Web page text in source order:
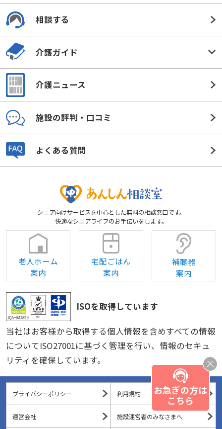
相談する
介護ガイド
介護ニュース
施設の評判・口コミ
よくある質問
シニア向けサービスを中心とした無料の相談窓口です。
快適なシニアライフのお手伝いをします。
老人ホーム
案内
宅配ごはん
案内
補聴器
案内
ISOを取得しています
当社はお客様から取得する個人情報を含めすべての情報
についてISO27001に基づく管理を行い、情報のセキュ
リティを確保しています。
プライバシーポリシー 利用規約
運営会社 施設運営者のみなさまへ
お急ぎの方は
こちら